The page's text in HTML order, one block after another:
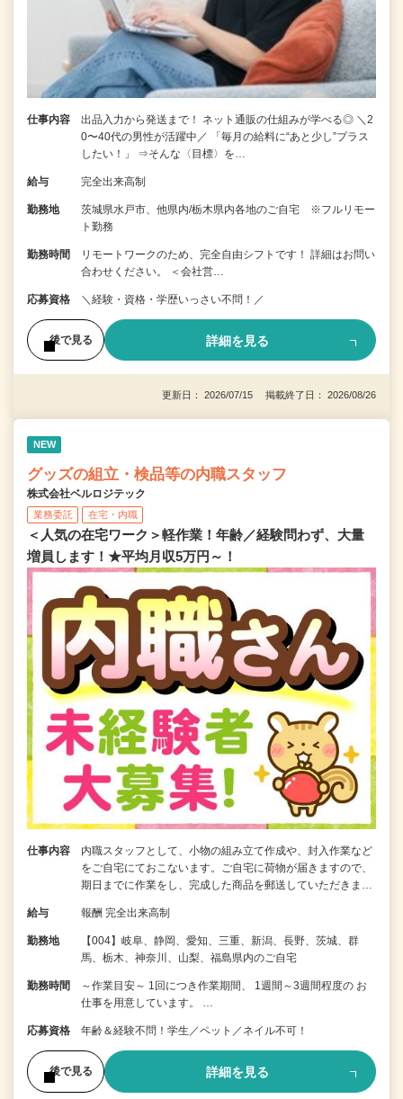
仕事内容
出品入力から発送まで！ ネット通販の仕組みが学べる◎ ＼2
0〜40代の男性が活躍中／ 「毎月の給料に“あと少し”プラス
したい！」 ⇒そんな〈目標〉を…
給与 完全出来高制
勤務地
茨城県水戸市、他県内/栃木県内各地のご自宅 ※フルリモー
ト勤務
勤務時間
リモートワークのため、完全自由シフトです！ 詳細はお問い
合わせください。 ＜会社営…
応募資格 ＼経験・資格・学歴いっさい不問！／
後で見る 詳細を見る
更新日： 2026/07/15 掲載終了日： 2026/08/26
NEW
グッズの組立・検品等の内職スタッフ
株式会社ベルロジテック
業務委託 在宅・内職
＜人気の在宅ワーク＞軽作業！年齢／経験問わず、大量
増員します！★平均月収5万円～！
仕事内容
内職スタッフとして、小物の組み立て作成や、封入作業など
をご自宅にておこないます。ご自宅に荷物が届きますので、
期日までに作業をし、完成した商品を郵送していただきま…
給与 報酬 完全出来高制
勤務地
【004】岐阜、静岡、愛知、三重、新潟、長野、茨城、群
馬、栃木、神奈川、山梨、福島県内のご自宅
勤務時間
～作業目安～ 1回につき作業期間、 1週間～3週間程度の お
仕事を用意しています。 …
応募資格 年齢＆経験不問！学生／ペット／ネイル不可！
後で見る 詳細を見る